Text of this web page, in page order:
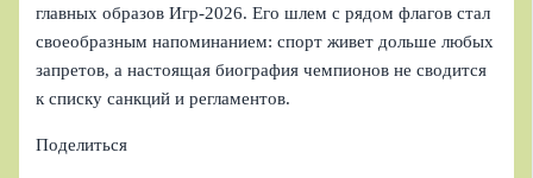
главных образов Игр‑2026. Его шлем с рядом флагов стал
своеобразным напоминанием: спорт живет дольше любых
запретов, а настоящая биография чемпионов не сводится
к списку санкций и регламентов.
Поделиться